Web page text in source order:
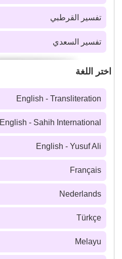
تفسير القرطبي
تفسير السعدي
اختر اللغة
English - Transliteration
English - Sahih International
English - Yusuf Ali
Français
Nederlands
Türkçe
Melayu